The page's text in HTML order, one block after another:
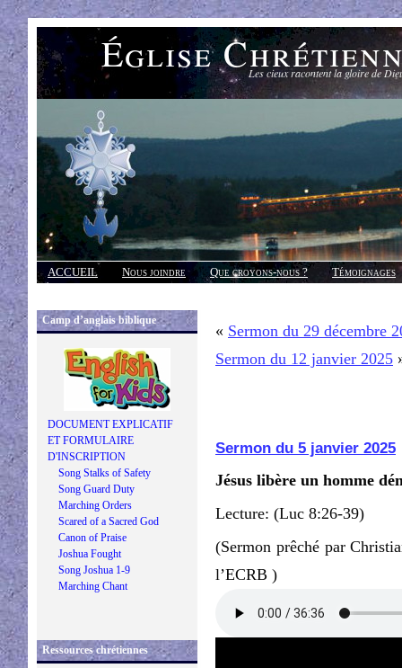
Église Les cieux racontent la gloire de
ACCUEIL Nous joindre Que croyons-nous ?
Témoignages
Réponses
Camp d’anglais biblique
DOCUMENT EXPLICATIF
ET FORMULAIRE
D'INSCRIPTION
Song Stalks of Safety
Song Guard Duty
Marching Orders
Scared of a Sacred God
Canon of Praise
Joshua Fought
Song Joshua 1-9
Marching Chant
Ressources chrétiennes
« Sermon du 29 décembre
Sermon du 12 janvier 2025
Sermon du 5 janvier 2025
Jésus libère un homme
Lecture: (Luc 8:26-39)
(Sermon prêché par
l’ECRB )